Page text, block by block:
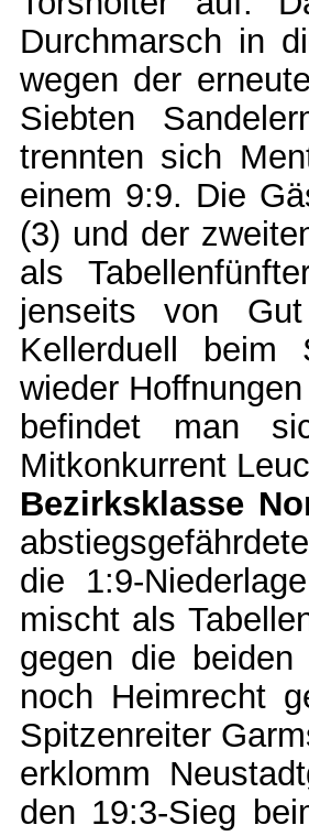
Durchmarsch in
wegen der
Siebten
trennten sich
einem 9:9. Die
(3) und der
als
jenseits von
Kellerduell beim
wieder
befindet man
Mitkonkurrent
Bezirksklasse
die 1:9-
mischt als
gegen die beiden
noch Heimrecht
Spitzenreiter
erklomm
den 19:3-Sieg